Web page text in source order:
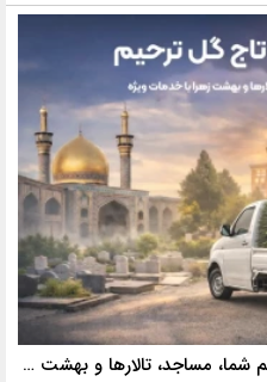
ارسال فوری تاج گل ترحیم به مراسم شما، مساجد، تالارها و بهشت زهرا با خدمات ویژه